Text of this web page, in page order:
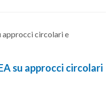
su approcci circolari